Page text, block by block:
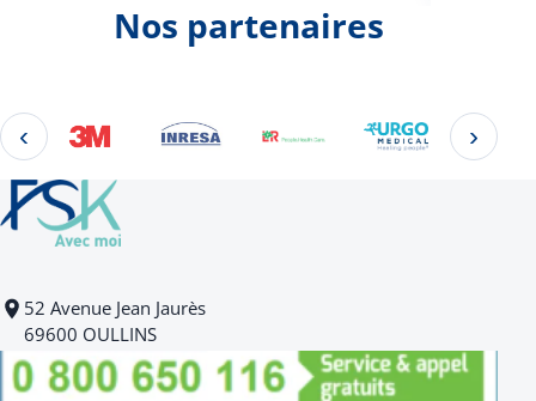
Nos partenaires
‹ ›
Éléments 2 à 4 sur 22
52 Avenue Jean Jaurès
69600 OULLINS